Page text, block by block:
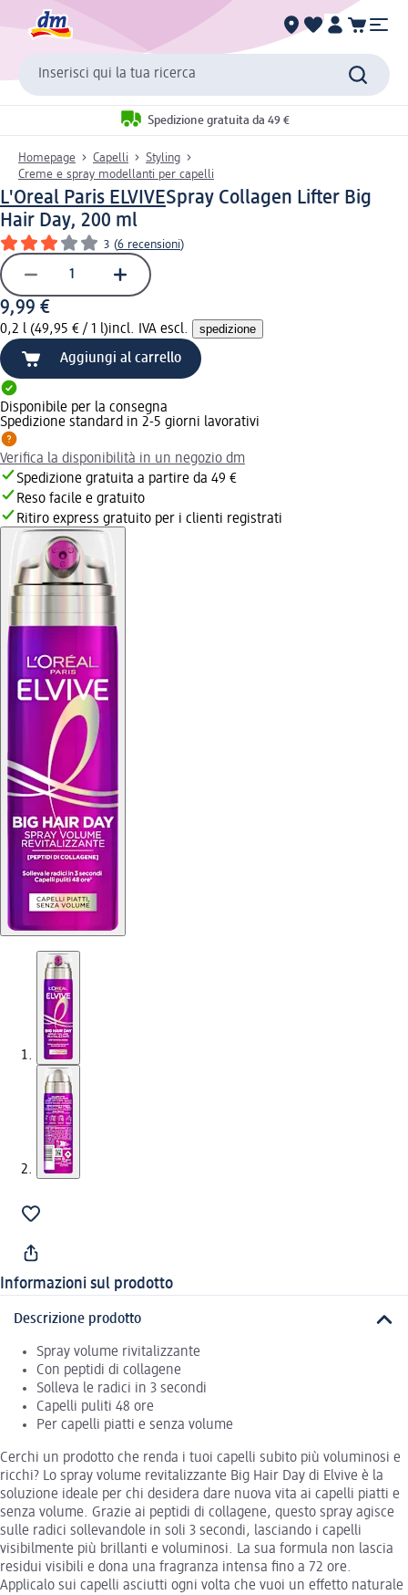
Inserisci qui la tua ricerca
Spedizione gratuita da 49 €
Homepage Capelli
Styling
Creme e spray modellanti per capelli
L'Oreal Paris ELVIVESpray Collagen Lifter Big
Hair Day, 200 ml
3 (6 recensioni)
9,99 €
0,2 l (49,95 € / 1 l)incl. IVA escl. spedizione
Aggiungi al carrello
Disponibile per la consegna
Spedizione standard in 2-5 giorni lavorativi
Verifica la disponibilità in un negozio dm
Spedizione gratuita a partire da 49 €
Reso facile e gratuito
Ritiro express gratuito per i clienti registrati
Informazioni sul prodotto
Descrizione prodotto
Spray volume rivitalizzante
Con peptidi di collagene
Solleva le radici in 3 secondi
Capelli puliti 48 ore
Per capelli piatti e senza volume
Cerchi un prodotto che renda i tuoi capelli subito più voluminosi e
ricchi? Lo spray volume revitalizzante Big Hair Day di Elvive è la
soluzione ideale per chi desidera dare nuova vita ai capelli piatti e
senza volume. Grazie ai peptidi di collagene, questo spray agisce
sulle radici sollevandole in soli 3 secondi, lasciando i capelli
visibilmente più brillanti e voluminosi. La sua formula non lascia
residui visibili e dona una fragranza intensa fino a 72 ore.
Applicalo sui capelli asciutti ogni volta che vuoi un effetto naturale